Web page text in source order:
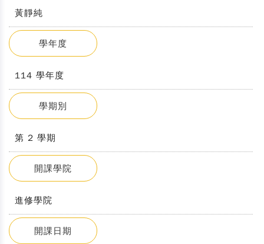
黃靜純
學年度
114 學年度
學期別
第 2 學期
開課學院
進修學院
開課日期